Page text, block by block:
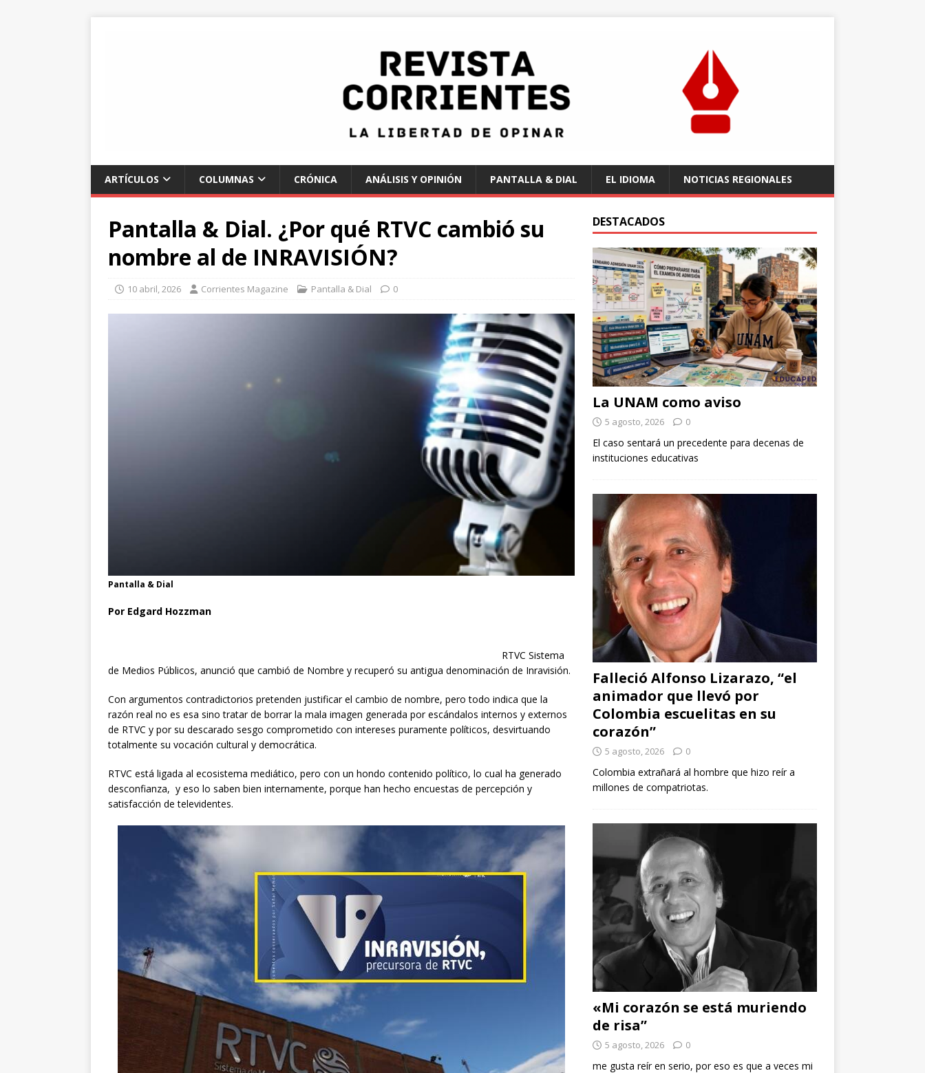
ARTÍCULOS COLUMNAS CRÓNICA ANÁLISIS Y OPINIÓN PANTALLA & DIAL EL IDIOMA NOTICIAS REGIONALES
Pantalla & Dial. ¿Por qué RTVC cambió su
nombre al de INRAVISIÓN?
10 abril, 2026 Corrientes Magazine Pantalla & Dial 0
Pantalla & Dial
Por Edgard Hozzman
RTVC Sistema
de Medios Públicos, anunció que cambió de Nombre y recuperó su antigua denominación de Inravisión.
Con argumentos contradictorios pretenden justificar el cambio de nombre, pero todo indica que la
razón real no es esa sino tratar de borrar la mala imagen generada por escándalos internos y externos
de RTVC y por su descarado sesgo comprometido con intereses puramente políticos, desvirtuando
totalmente su vocación cultural y democrática.
RTVC está ligada al ecosistema mediático, pero con un hondo contenido político, lo cual ha generado
desconfianza, y eso lo saben bien internamente, porque han hecho encuestas de percepción y
satisfacción de televidentes.
DESTACADOS
La UNAM como aviso
5 agosto, 2026 0
El caso sentará un precedente para decenas de
instituciones educativas
Falleció Alfonso Lizarazo, “el
animador que llevó por
Colombia escuelitas en su
corazón”
5 agosto, 2026 0
Colombia extrañará al hombre que hizo reír a
millones de compatriotas.
«Mi corazón se está muriendo
de risa”
5 agosto, 2026 0
me gusta reír en serio, por eso es que a veces mi